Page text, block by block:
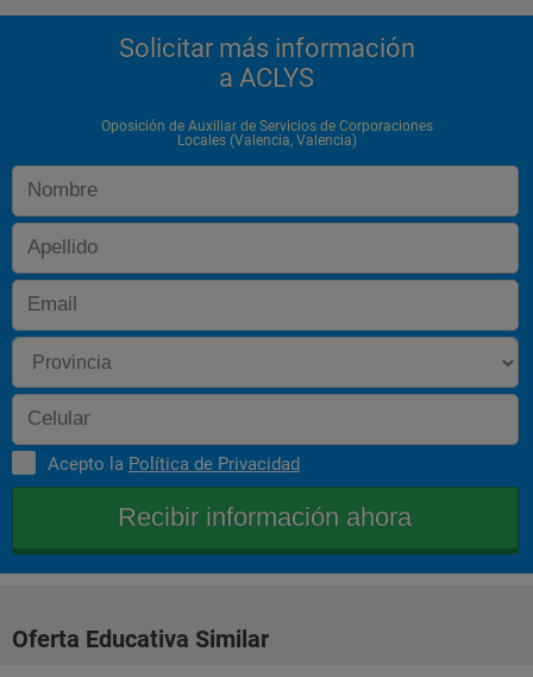
Solicitar más información
a ACLYS
Oposición de Auxiliar de Servicios de Corporaciones
Locales (Valencia, Valencia)
Acepto la Política de Privacidad
Oferta Educativa Similar